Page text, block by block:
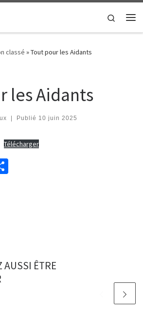
Search
classé »Tout pour les Aidants
les Aidants
| Publié 10 juin 2025
Télécharger
AUSSI ÊTRE